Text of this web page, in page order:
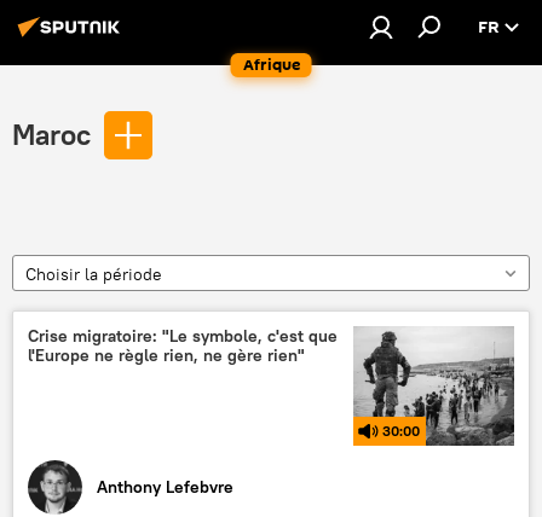
Afrique
FR
Maroc
Choisir la période
Crise migratoire: "Le symbole, c'est que
l'Europe ne règle rien, ne gère rien"
30:00
Anthony Lefebvre